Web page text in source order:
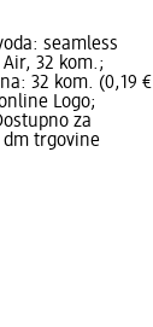
seamless
32 kom.;
32 kom. (0,19 €
Logo;
za
dm trgovine